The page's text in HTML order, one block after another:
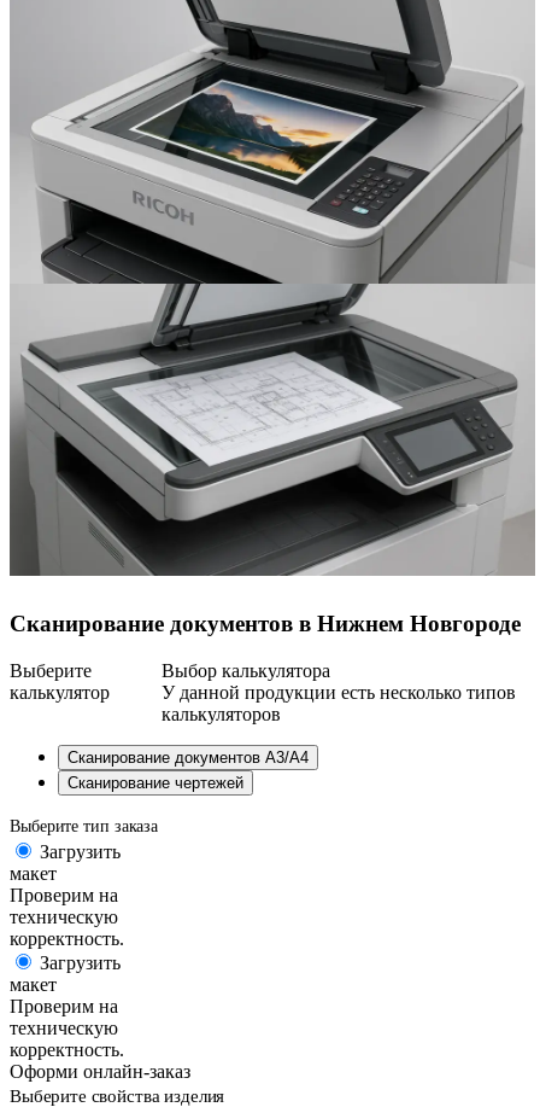
Сканирование документов в Нижнем Новгороде
Выберите
калькулятор
Выбор калькулятора
У данной продукции есть несколько типов
калькуляторов
Сканирование документов А3/А4
Сканирование чертежей
Выберите тип заказа
Загрузить
макет
Проверим на
техническую
корректность.
Загрузить
макет
Проверим на
техническую
корректность.
Оформи онлайн-заказ
Выберите свойства изделия